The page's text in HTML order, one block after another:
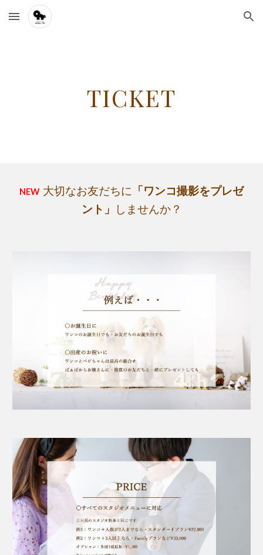
Skip to main content Skip to navigation
TICKET
NEW 大切なお友だちに 「ワンコ撮影をプレゼ
ント」
しませんか？